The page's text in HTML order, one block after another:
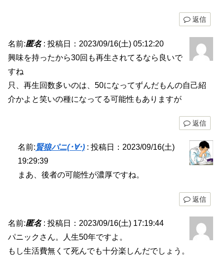
返信
名前:匿名: 投稿日：2023/09/16(土) 05:12:20
興味を持ったから30回も再生されてるなら良いで
すね
只、再生回数多いのは、50になってずんだもんの自己紹
介かよと笑いの種になってる可能性もありますが
返信
名前:賢狼パニ(･∀･) : 投稿日：2023/09/16(土)
19:29:39
まあ、後者の可能性が濃厚ですね。
返信
名前:匿名: 投稿日：2023/09/16(土) 17:19:44
パニックさん。人生50年ですよ。
もし生活費無くて死んでも十分楽しんだでしょう。